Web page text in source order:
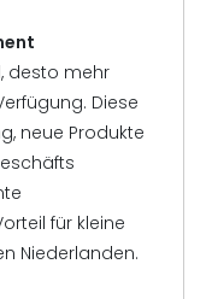
desto mehr
Diese
neue Produkte
für kleine
Niederlanden.